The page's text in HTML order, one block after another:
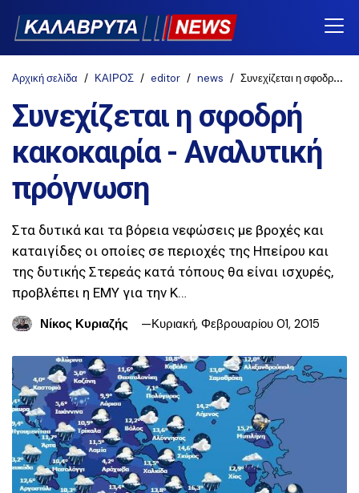
Αρχική σελίδα ΚΑΙΡΟΣ editor news Συνεχίζεται η σφοδρή κακοκαιρία - Αναλυτική πρόγνωση
Συνεχίζεται η σφοδρή
κακοκαιρία - Αναλυτική
πρόγνωση
Στα δυτικά και τα βόρεια νεφώσεις με βροχές και
καταιγίδες οι οποίες σε περιοχές της Ηπείρου και
της δυτικής Στερεάς κατά τόπους θα είναι ισχυρές,
προβλέπει η ΕΜΥ για την Κ…
Νίκος Κυριαζής
Κυριακή, Φεβρουαρίου 01, 2015